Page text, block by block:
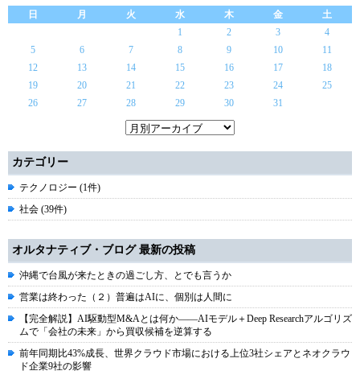
日
月 火 水 木 金
土
1
2 3
4
5
6 7 8 9 10
11
12
13 14 15 16 17
18
19
20 21 22 23 24
25
26
27 28 29 30 31
カテゴリー
テクノロジー (1件)
社会 (39件)
オルタナティブ・ブログ 最新の投稿
沖縄で台風が来たときの過ごし方、とでも言うか
営業は終わった（２）普遍はAIに、個別は人間に
【完全解説】AI駆動型M&Aとは何か――AIモデル＋Deep Researchアルゴリズ
ムで「会社の未来」から買収候補を逆算する
前年同期比43%成長、世界クラウド市場における上位3社シェアとネオクラウ
ド企業9社の影響